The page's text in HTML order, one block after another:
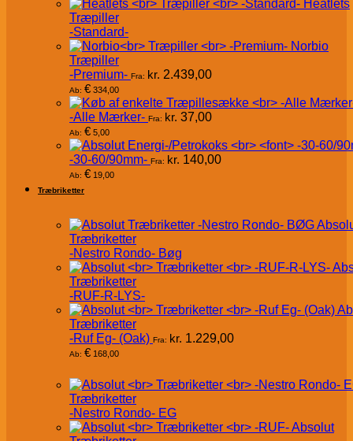
Heatlets
Træpiller
-Standard-
Norbio
Træpiller
-Premium- Fra: kr. 2.439,00
Ab: € 334,00
-Alle Mærker- Fra: kr. 37,00
Ab: € 5,00
-30-60/90mm- Fra: kr. 140,00
Ab: € 19,00
Træbriketter
Træbriketter
-Nestro Rondo- Bøg
Træbriketter
-RUF-R-LYS-
Træbriketter
-Ruf Eg- (Oak) Fra: kr. 1.229,00
Ab: € 168,00
Træbriketter
-Nestro Rondo- EG
Absolut